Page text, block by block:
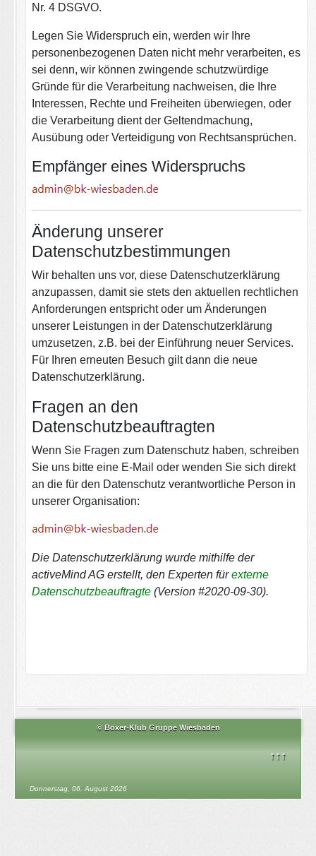
© Boxer-Klub Gruppe Wiesbaden
↑↑↑
Donnerstag, 06. August 2026
Nr. 4 DSGVO.
Legen Sie Widerspruch ein, werden wir Ihre
personenbezogenen Daten nicht mehr verarbeiten, es
sei denn, wir können zwingende schutzwürdige
Gründe für die Verarbeitung nachweisen, die Ihre
Interessen, Rechte und Freiheiten überwiegen, oder
die Verarbeitung dient der Geltendmachung,
Ausübung oder Verteidigung von Rechtsansprüchen.
Empfänger eines Widerspruchs
Änderung unserer
Datenschutzbestimmungen
Wir behalten uns vor, diese Datenschutzerklärung
anzupassen, damit sie stets den aktuellen rechtlichen
Anforderungen entspricht oder um Änderungen
unserer Leistungen in der Datenschutzerklärung
umzusetzen, z.B. bei der Einführung neuer Services.
Für Ihren erneuten Besuch gilt dann die neue
Datenschutzerklärung.
Fragen an den
Datenschutzbeauftragten
Wenn Sie Fragen zum Datenschutz haben, schreiben
Sie uns bitte eine E-Mail oder wenden Sie sich direkt
an die für den Datenschutz verantwortliche Person in
unserer Organisation:
Die Datenschutzerklärung wurde mithilfe der
activeMind AG erstellt, den Experten fürexterne
Datenschutzbeauftragte (Version #2020-09-30).